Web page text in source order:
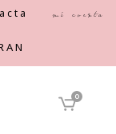
Mi cuenta
0